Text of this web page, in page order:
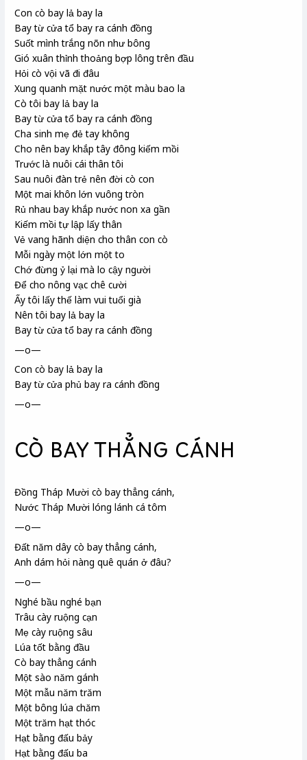
Con cò bay lả bay la
Bay từ cửa tổ bay ra cánh đồng
Suốt mình trắng nõn như bông
Gió xuân thỉnh thoảng bợp lông trên đầu
Hỏi cò vội vã đi đâu
Xung quanh mặt nước một màu bao la
Cò tôi bay lả bay la
Bay từ cửa tổ bay ra cánh đồng
Cha sinh mẹ đẻ tay không
Cho nên bay khắp tây đông kiếm mồi
Trước là nuôi cái thân tôi
Sau nuôi đàn trẻ nên đời cò con
Một mai khôn lớn vuông tròn
Rủ nhau bay khắp nước non xa gần
Kiếm mồi tự lập lấy thân
Vẻ vang hãnh diện cho thân con cò
Mỗi ngày một lớn một to
Chớ đừng ỷ lại mà lo cậy người
Để cho nông vạc chê cười
Ấy tôi lấy thế làm vui tuổi già
Nên tôi bay lả bay la
Bay từ cửa tổ bay ra cánh đồng
—o—
Con cò bay lả bay la
Bay từ cửa phủ bay ra cánh đồng
—o—
CÒ BAY THẲNG CÁNH
Đồng Tháp Mười cò bay thẳng cánh,
Nước Tháp Mười lóng lánh cá tôm
—o—
Đất năm dây cò bay thẳng cánh,
Anh dám hỏi nàng quê quán ở đâu?
—o—
Nghé bầu nghé bạn
Trâu cày ruộng cạn
Mẹ cày ruộng sâu
Lúa tốt bằng đầu
Cò bay thẳng cánh
Một sào năm gánh
Một mẫu năm trăm
Một bông lúa chăm
Một trăm hạt thóc
Hạt bằng đấu bảy
Hạt bằng đấu ba